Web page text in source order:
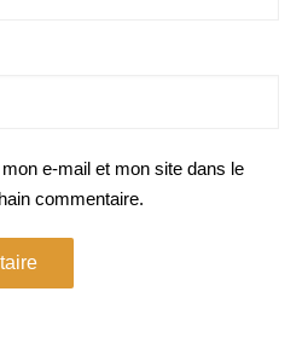
e-mail et mon site dans le
commentaire.